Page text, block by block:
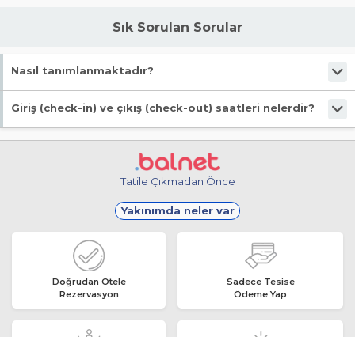
Sık Sorulan Sorular
Nasıl tanımlanmaktadır?
Tesis Otel statüsündedir.
Giriş (check-in) ve çıkış (check-out) saatleri nelerdir?
Giriş en erken 13:00, çıkış en geç 11:00 saatindedir.
Tatile Çıkmadan Önce
Yakınımda neler var
Doğrudan Otele
Rezervasyon
Sadece Tesise
Ödeme Yap